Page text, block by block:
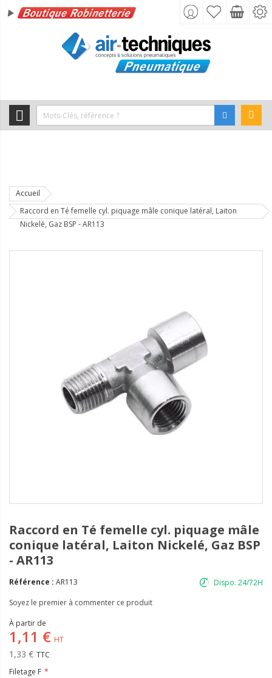
Accueil
Raccord en Té femelle cyl. piquage mâle conique latéral, Laiton
Nickelé, Gaz BSP - AR113
Raccord en Té femelle cyl. piquage mâle
conique latéral, Laiton Nickelé, Gaz BSP
- AR113
Dispo. 24/72H
Référence : AR113
Soyez le premier à commenter ce produit
À partir de
1,33 €
1,11 €
Filetage F